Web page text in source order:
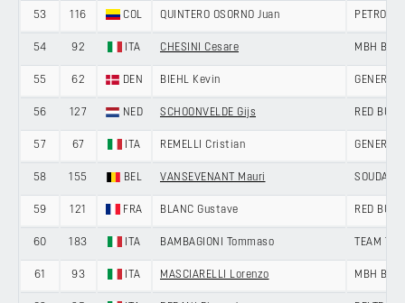
53 116 COL QUINTERO OSORNO Juan
54 92 ITA CHESINI Cesare MBH
55 62 DEN BIEHL Kevin GENERAL
56 127 NED SCHOONVELDE Gijs RED
57 67 ITA REMELLI Cristian GENERAL
58 155 BEL VANSEVENANT Mauri SOUDAL
59 121 FRA BLANC Gustave RED
60 183 ITA BAMBAGIONI Tommaso TEAM
61 93 ITA MASCIARELLI Lorenzo MBH